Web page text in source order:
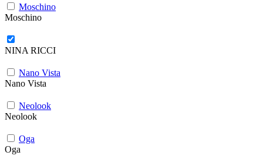
Moschino
Moschino
NINA RICCI
Nano Vista
Nano Vista
Neolook
Neolook
Oga
Oga